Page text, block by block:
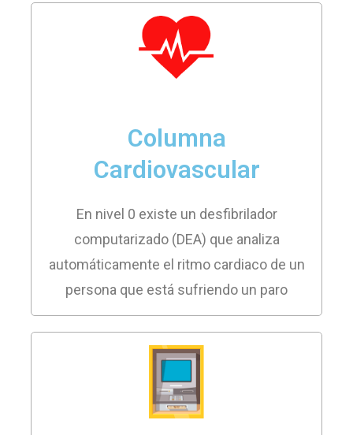
Columna
Cardiovascular
En nivel 0 existe un desfibrilador
computarizado (DEA) que analiza
automáticamente el ritmo cardiaco de un
persona que está sufriendo un paro